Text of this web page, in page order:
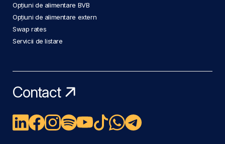
Opțiuni de alimentare BVB
Opțiuni de alimentare extern
Swap rates
Servicii de listare
Contact